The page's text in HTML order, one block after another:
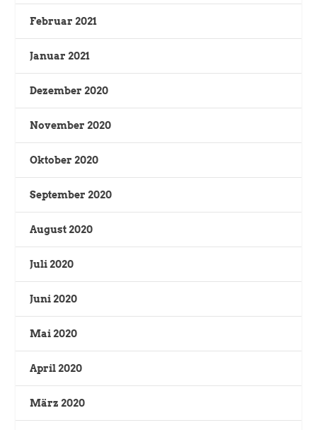
Februar 2021
Januar 2021
Dezember 2020
November 2020
Oktober 2020
September 2020
August 2020
Juli 2020
Juni 2020
Mai 2020
April 2020
März 2020